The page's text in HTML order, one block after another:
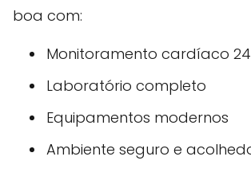
boa com:
Monitoramento cardíaco
Laboratório completo
Equipamentos modernos
Ambiente seguro e